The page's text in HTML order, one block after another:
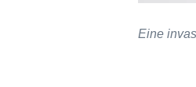
Eine